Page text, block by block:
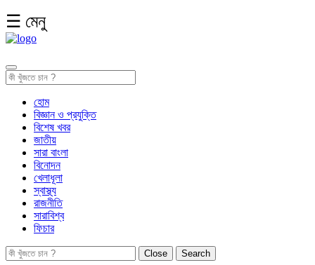
☰ মেনু
হোম
বিজ্ঞান ও প্রযুক্তি
বিশেষ খবর
জাতীয়
সারা বাংলা
বিনোদন
খেলাধূলা
স্বাস্থ্য
রাজনীতি
সারাবিশ্ব
ফিচার
Close Search